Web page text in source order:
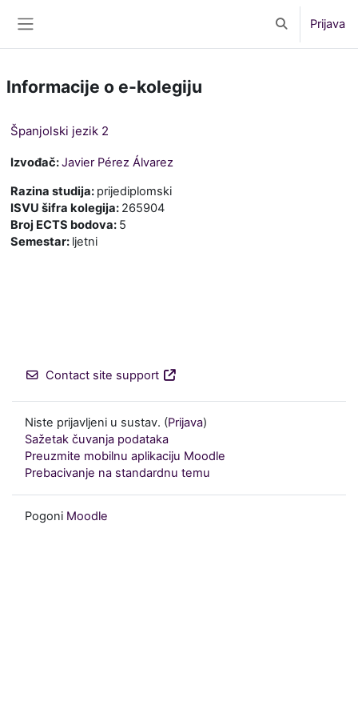
Toggle search
Prijava
Informacije o e-kolegiju
Španjolski jezik 2
Izvođač:Javier Pérez Álvarez
Razina studija: prijediplomski
ISVU šifra kolegija: 265904
Broj ECTS bodova: 5
Semestar: ljetni
Contact site support
Niste prijavljeni u sustav. (Prijava)
Sažetak čuvanja podataka
Preuzmite mobilnu aplikaciju Moodle
Prebacivanje na standardnu temu
Pogoni Moodle